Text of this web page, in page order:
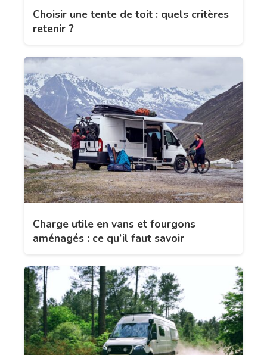
Choisir une tente de toit : quels critères
retenir ?
Charge utile en vans et fourgons
aménagés : ce qu’il faut savoir